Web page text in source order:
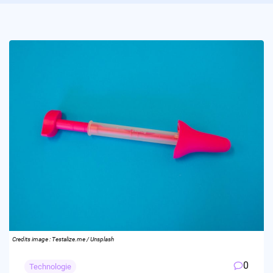
Credits image : Testalize.me / Unsplash
Technologie 0